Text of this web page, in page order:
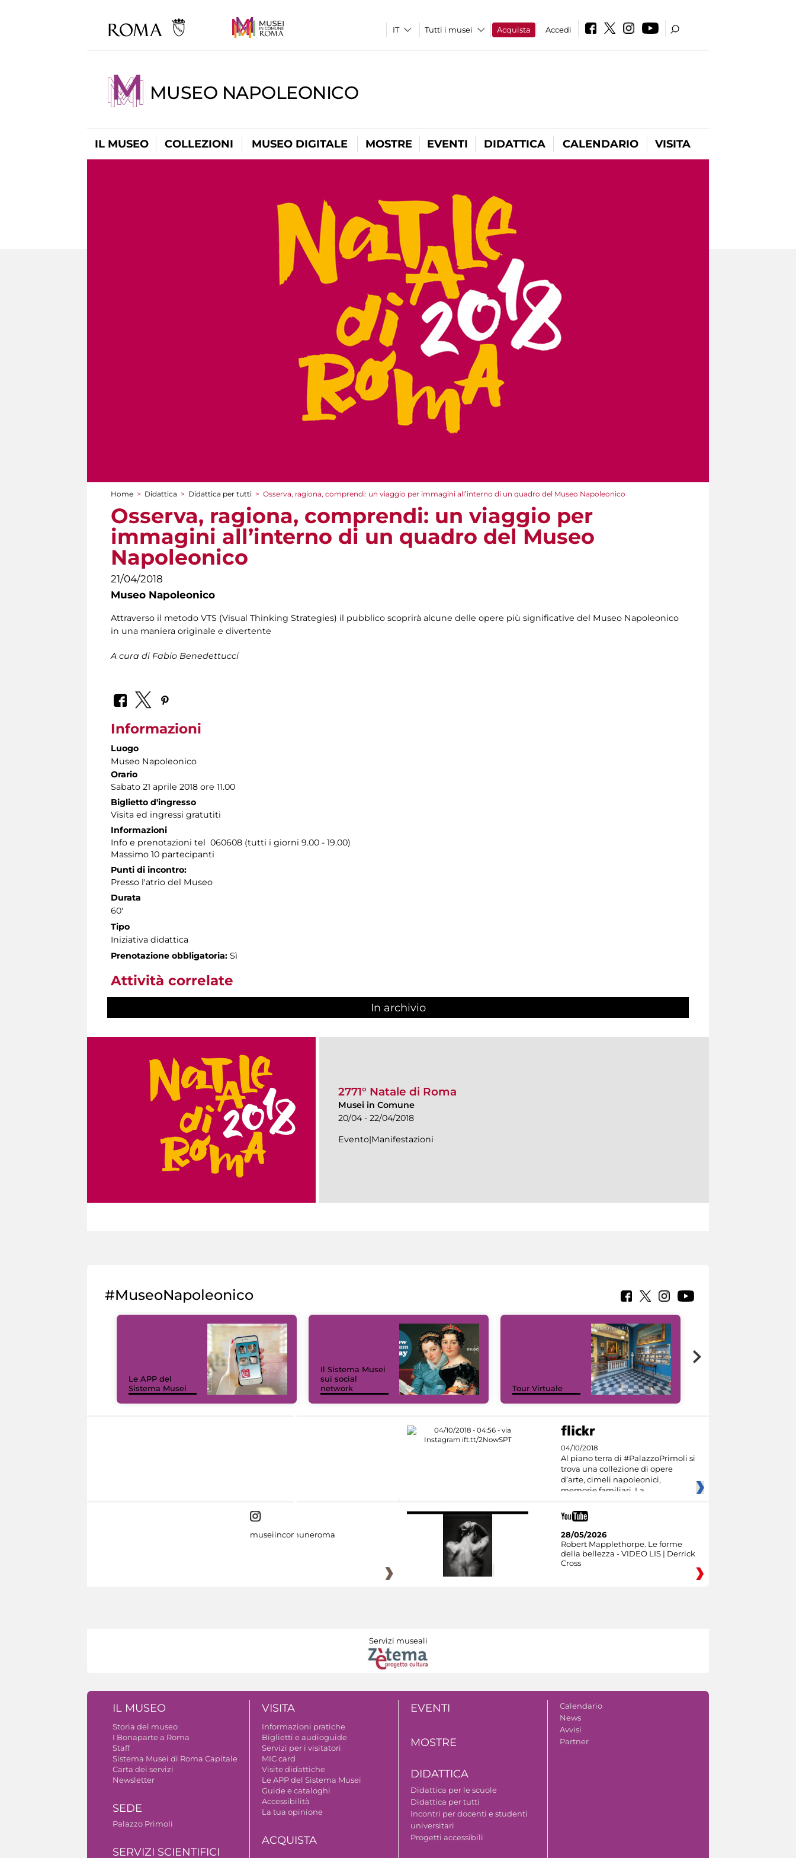
Tutti i musei Acquista Accedi
MUSEO NAPOLEONICO
IL MUSEO COLLEZIONI MUSEO DIGITALE MOSTRE EVENTI DIDATTICA CALENDARIO VISITA
Tu sei qui
Home > Didattica > Didattica per tutti > Osserva, ragiona, comprendi: un viaggio per immagini all’interno di un quadro del Museo Napoleonico
Osserva, ragiona, comprendi: un viaggio per
immagini all’interno di un quadro del Museo
Napoleonico
21/04/2018
Museo Napoleonico
Attraverso il metodo VTS (Visual Thinking Strategies) il pubblico scoprirà alcune delle opere più significative del Museo Napoleonico
in una maniera originale e divertente
A cura di Fabio Benedettucci
Informazioni
Luogo
Museo Napoleonico
Orario
Sabato 21 aprile 2018 ore 11.00
Biglietto d'ingresso
Visita ed ingressi gratutiti
Informazioni
Info e prenotazioni tel 060608 (tutti i giorni 9.00 - 19.00)
Massimo 10 partecipanti
Punti di incontro:
Presso l'atrio del Museo
Durata
60'
Tipo
Iniziativa didattica
Prenotazione obbligatoria: Sì
Attività correlate
In archivio
2771° Natale di Roma
Musei in Comune
20/04 - 22/04/2018
Evento|Manifestazioni
#MuseoNapoleonico
Le APP del
Sistema Musei
Il Sistema Musei
sui social
network
Tour Virtuale
04/10/2018
Al piano terra di #PalazzoPrimoli si
trova una collezione di opere
d’arte, cimeli napoleonici,
memorie familiari. La
museiincomuneroma
28/05/2026
Robert Mapplethorpe. Le forme
della bellezza - VIDEO LIS | Derrick
Cross
Servizi museali
IL MUSEO
Storia del museo
I Bonaparte a Roma
Staff
Sistema Musei di Roma Capitale
Carta dei servizi
Newsletter
SEDE
Palazzo Primoli
SERVIZI SCIENTIFICI
VISITA
Informazioni pratiche
Biglietti e audioguide
Servizi per i visitatori
MIC card
Visite didattiche
Le APP del Sistema Musei
Guide e cataloghi
Accessibilità
La tua opinione
ACQUISTA
EVENTI
MOSTRE
DIDATTICA
Didattica per le scuole
Didattica per tutti
Incontri per docenti e studenti
universitari
Progetti accessibili
Calendario
News
Avvisi
Partner